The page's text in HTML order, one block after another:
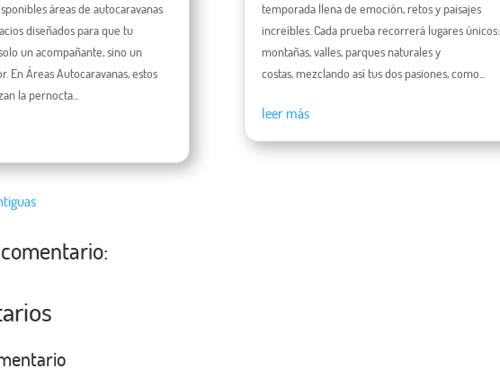
áreas de autocaravanas
diseñados para que tu
un acompañante, sino un
En Áreas Autocaravanas, estos
la pernocta...
temporada llena de emoción, retos y paisajes
increíbles. Cada prueba recorrerá lugares únicos:
montañas, valles, parques naturales y
costas, mezclando así tus dos pasiones, como...
leer más